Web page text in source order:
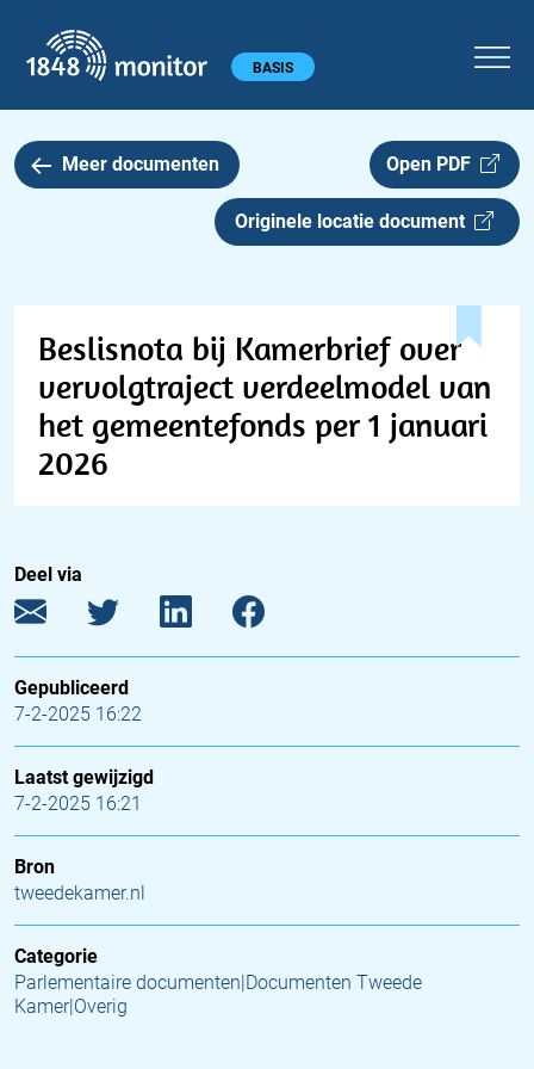
Hoofdmenu BASIS
Meer documenten Open PDF
Originele locatie document
Beslisnota bij Kamerbrief over
vervolgtraject verdeelmodel van
het gemeentefonds per 1 januari
2026
Deel via
Gepubliceerd
7-2-2025 16:22
Laatst gewijzigd
7-2-2025 16:21
Bron
tweedekamer.nl
Categorie
Parlementaire documenten|Documenten Tweede
Kamer|Overig